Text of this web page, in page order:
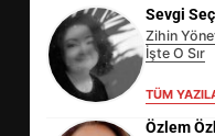
Sevgi
Zihin
İşte O Sır
TÜM
Özlem